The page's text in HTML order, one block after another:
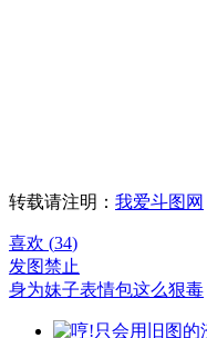
转载请注明： 我爱斗图网
喜欢 (34)
发图禁止
身为妹子表情包这么狠毒